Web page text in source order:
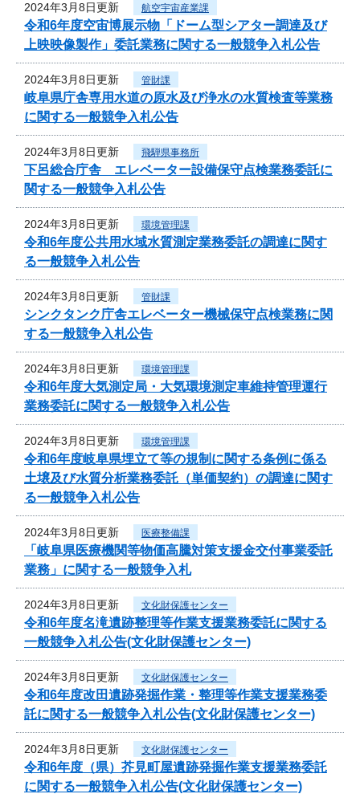
2024年3月8日更新 航空宇宙産業課
令和6年度空宙博展示物「ドーム型シアター調達及び
上映映像製作」委託業務に関する一般競争入札公告
2024年3月8日更新 管財課
岐阜県庁舎専用水道の原水及び浄水の水質検査等業務
に関する一般競争入札公告
2024年3月8日更新 飛騨県事務所
下呂総合庁舎 エレベーター設備保守点検業務委託に
関する一般競争入札公告
2024年3月8日更新 環境管理課
令和6年度公共用水域水質測定業務委託の調達に関す
る一般競争入札公告
2024年3月8日更新 管財課
シンクタンク庁舎エレベーター機械保守点検業務に関
する一般競争入札公告
2024年3月8日更新 環境管理課
令和6年度大気測定局・大気環境測定車維持管理運行
業務委託に関する一般競争入札公告
2024年3月8日更新 環境管理課
令和6年度岐阜県埋立て等の規制に関する条例に係る
土壌及び水質分析業務委託（単価契約）の調達に関す
る一般競争入札公告
2024年3月8日更新 医療整備課
「岐阜県医療機関等物価高騰対策支援金交付事業委託
業務」に関する一般競争入札
2024年3月8日更新 文化財保護センター
令和6年度名滝遺跡整理等作業支援業務委託に関する
一般競争入札公告(文化財保護センター)
2024年3月8日更新 文化財保護センター
令和6年度改田遺跡発掘作業・整理等作業支援業務委
託に関する一般競争入札公告(文化財保護センター)
2024年3月8日更新 文化財保護センター
令和6年度（県）芥見町屋遺跡発掘作業支援業務委託
に関する一般競争入札公告(文化財保護センター)